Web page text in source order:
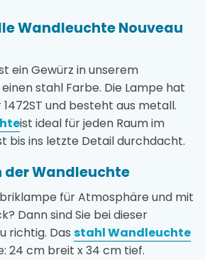
Wandleuchte Nouveau
ein Gewürz in unserem
stahl Farbe. Die Lampe hat
und besteht aus metall.
ist ideal für jeden Raum im
bis ins letzte Detail durchdacht.
der Wandleuchte
für Atmosphäre und mit
Dann sind Sie bei dieser
richtig. Das stahl Wandleuchte
24 cm breit x 34 cm tief.